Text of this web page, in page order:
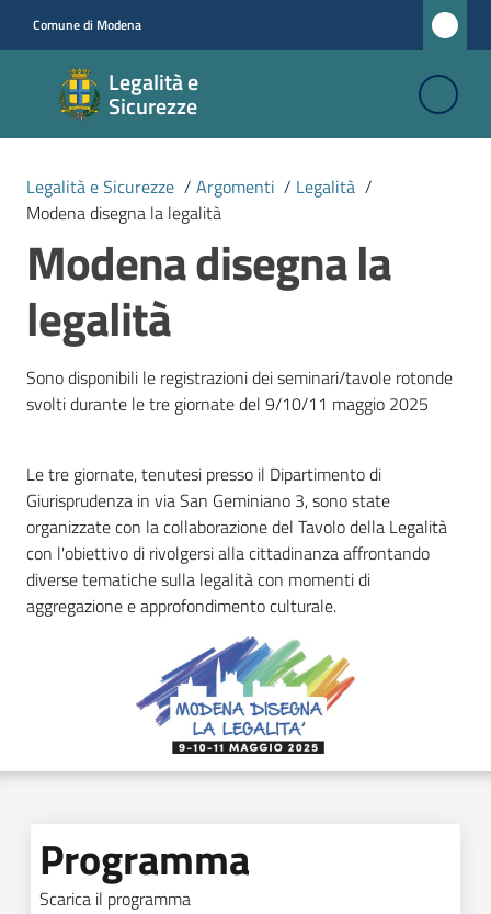
Comune di Modena
Legalità e
Sicurezze
Legalità
e
Sicurezze
Argomenti
Menu selezionato
Documenti
e
dati
Progetti
Legalità e Sicurezze / Argomenti / Legalità /
Modena disegna la legalità
Modena disegna la
legalità
Sono disponibili le registrazioni dei seminari/tavole rotonde
svolti durante le tre giornate del 9/10/11 maggio 2025
Le tre giornate, tenutesi presso il Dipartimento di
Giurisprudenza in via San Geminiano 3, sono state
organizzate con la collaborazione del Tavolo della Legalità
con l'obiettivo di rivolgersi alla cittadinanza affrontando
diverse tematiche sulla legalità con momenti di
aggregazione e approfondimento culturale.
Programma
Scarica il programma